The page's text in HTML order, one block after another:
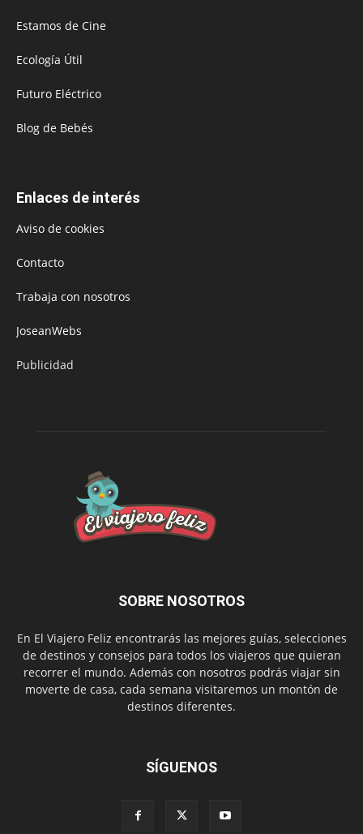
Estamos de Cine
Ecología Útil
Futuro Eléctrico
Blog de Bebés
Enlaces de interés
Aviso de cookies
Contacto
Trabaja con nosotros
JoseanWebs
Publicidad
SOBRE NOSOTROS
En El Viajero Feliz encontrarás las mejores guías, selecciones
de destinos y consejos para todos los viajeros que quieran
recorrer el mundo. Además con nosotros podrás viajar sin
moverte de casa, cada semana visitaremos un montón de
destinos diferentes.
SÍGUENOS